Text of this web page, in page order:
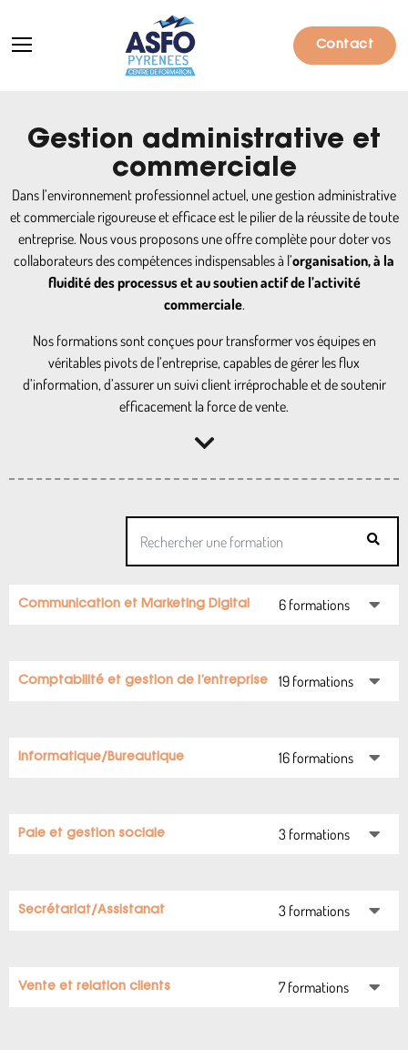
Contact
Particuliers
Entreprises
Qui sommes-nous ?
Informations pratiques
Notre catalogue
Gestion administrative et
commerciale
Dans l’environnement professionnel actuel, une gestion administrative
et commerciale rigoureuse et efficace est le pilier de la réussite de toute
entreprise. Nous vous proposons une offre complète pour doter vos
collaborateurs des compétences indispensables à l’organisation, à la
fluidité des processus et au soutien actif de l’activité
commerciale.
Nos formations sont conçues pour transformer vos équipes en
véritables pivots de l’entreprise, capables de gérer les flux
d’information, d’assurer un suivi client irréprochable et de soutenir
efficacement la force de vente.
Communication et Marketing Digital 6 formations
Comptabilité et gestion de l’entreprise 19 formations
Informatique/Bureautique 16 formations
Paie et gestion sociale 3 formations
Secrétariat/Assistanat 3 formations
Vente et relation clients 7 formations